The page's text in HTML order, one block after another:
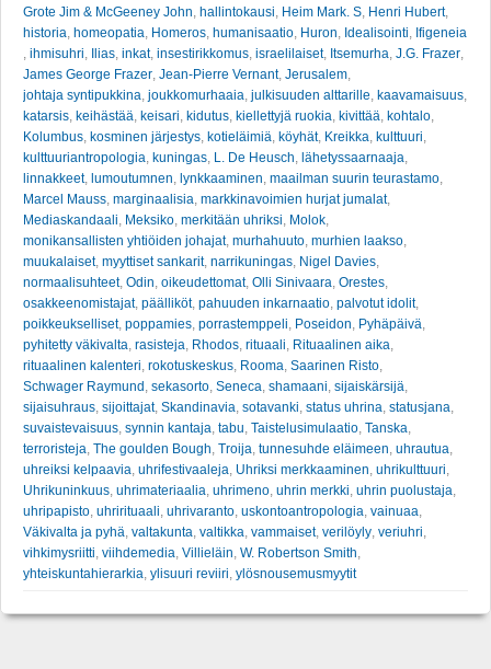
Grote Jim & McGeeney John, hallintokausi, Heim Mark. S, Henri Hubert,
historia, homeopatia, Homeros, humanisaatio, Huron, Idealisointi, Ifigeneia
, ihmisuhri, Ilias, inkat, insestirikkomus, israelilaiset, Itsemurha, J.G. Frazer,
James George Frazer, Jean-Pierre Vernant, Jerusalem,
johtaja syntipukkina, joukkomurhaaia, julkisuuden alttarille, kaavamaisuus,
katarsis, keihästää, keisari, kidutus, kiellettyjä ruokia, kivittää, kohtalo,
Kolumbus, kosminen järjestys, kotieläimiä, köyhät, Kreikka, kulttuuri,
kulttuuriantropologia, kuningas, L. De Heusch, lähetyssaarnaaja,
linnakkeet, lumoutumnen, lynkkaaminen, maailman suurin teurastamo,
Marcel Mauss, marginaalisia, markkinavoimien hurjat jumalat,
Mediaskandaali, Meksiko, merkitään uhriksi, Molok,
monikansallisten yhtiöiden johajat, murhahuuto, murhien laakso,
muukalaiset, myyttiset sankarit, narrikuningas, Nigel Davies,
normaalisuhteet, Odin, oikeudettomat, Olli Sinivaara, Orestes,
osakkeenomistajat, päälliköt, pahuuden inkarnaatio, palvotut idolit,
poikkeukselliset, poppamies, porrastemppeli, Poseidon, Pyhäpäivä,
pyhitetty väkivalta, rasisteja, Rhodos, rituaali, Rituaalinen aika,
rituaalinen kalenteri, rokotuskeskus, Rooma, Saarinen Risto,
Schwager Raymund , sekasorto, Seneca, shamaani, sijaiskärsijä,
sijaisuhraus, sijoittajat, Skandinavia, sotavanki, status uhrina, statusjana,
suvaistevaisuus, synnin kantaja, tabu, Taistelusimulaatio, Tanska,
terroristeja, The goulden Bough, Troija, tunnesuhde eläimeen, uhrautua,
uhreiksi kelpaavia, uhrifestivaaleja, Uhriksi merkkaaminen, uhrikulttuuri,
Uhrikuninkuus, uhrimateriaalia, uhrimeno, uhrin merkki, uhrin puolustaja,
uhripapisto, uhrirituaali, uhrivaranto, uskontoantropologia, vainuaa,
Väkivalta ja pyhä, valtakunta, valtikka, vammaiset, verilöyly, veriuhri,
vihkimysriitti, viihdemedia, Villieläin, W. Robertson Smith,
yhteiskuntahierarkia, ylisuuri reviiri, ylösnousemusmyytit